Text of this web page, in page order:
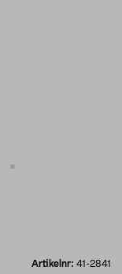
Artikelnr: 41-2841